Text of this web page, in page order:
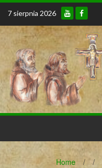
Skip
content
7 sierpnia 2026
Home / /